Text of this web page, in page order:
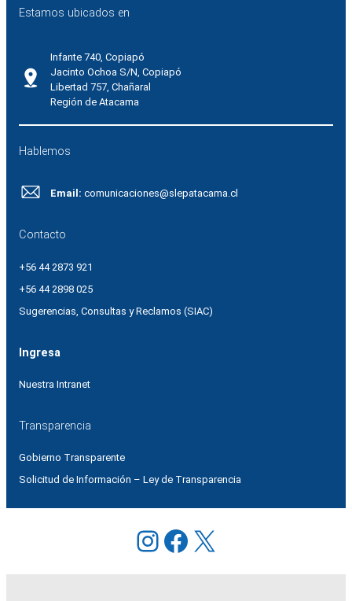
Estamos ubicados en
Infante 740, Copiapó
Jacinto Ochoa S/N, Copiapó
Libertad 757, Chañaral
Región de Atacama
Hablemos
Email: comunicaciones@slepatacama.cl
Contacto
+56 44 2873 921
+56 44 2898 025
Sugerencias, Consultas y Reclamos (SIAC)
Ingresa
Nuestra Intranet
Transparencia
Gobierno Transparente
Solicitud de Información – Ley de Transparencia
Instagram
Facebook
X